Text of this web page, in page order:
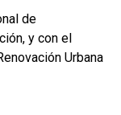
de
y con el
Urbana